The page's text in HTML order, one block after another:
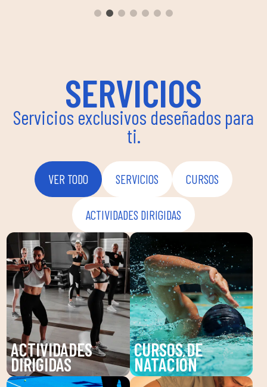
SERVICIOS
Servicios exclusivos deseñados para
ti.
VER TODO SERVICIOS CURSOS
ACTIVIDADES DIRIGIDAS
ACTIVIDADES
DIRIGIDAS
Descubre nuestras
CURSOS DE
NATACIÓN
Mejora tu técnica y